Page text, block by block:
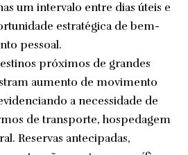
um intervalo entre dias úteis e
estratégica de bem-
pessoal.
próximos de grandes
aumento de movimento
a necessidade de
de transporte, hospedagem
Reservas antecipadas,